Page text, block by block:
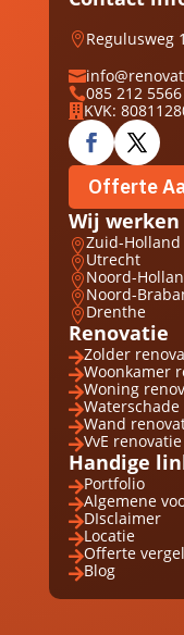
Regulusweg

085 212 5566
 KVK:
Offerte
Wij
Zuid-Holland
Utrecht
Noord-
Noord-
Drenthe
Renovatie
Zolder
Woonkamer
Woning

Wand
VvE renovatie
Handige
Portfolio
Algemene
DIsclaimer
Locatie
Offerte
Blog